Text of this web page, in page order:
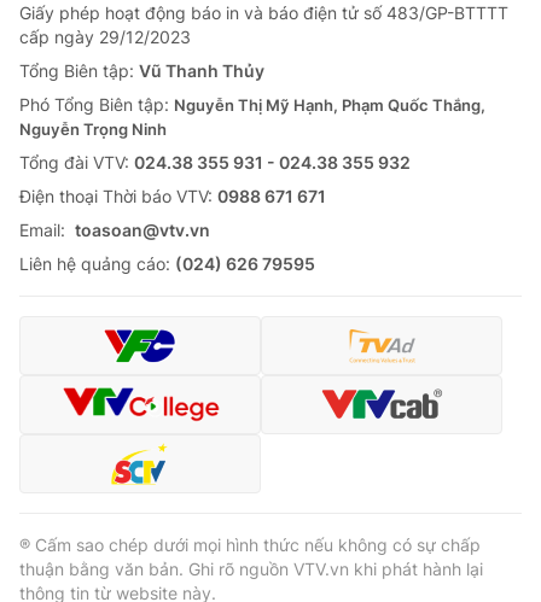
Giấy phép hoạt động báo in và báo điện tử số 483/GP-BTTTT
cấp ngày 29/12/2023
Tổng Biên tập: Vũ Thanh Thủy
Phó Tổng Biên tập: Nguyễn Thị Mỹ Hạnh, Phạm Quốc Thắng,
Nguyễn Trọng Ninh
Tổng đài VTV: 024.38 355 931 - 024.38 355 932
Ðiện thoại Thời báo VTV: 0988 671 671
Email: toasoan@vtv.vn
Liên hệ quảng cáo: (024) 626 79595
® Cấm sao chép dưới mọi hình thức nếu không có sự chấp
thuận bằng văn bản. Ghi rõ nguồn VTV.vn khi phát hành lại
thông tin từ website này.